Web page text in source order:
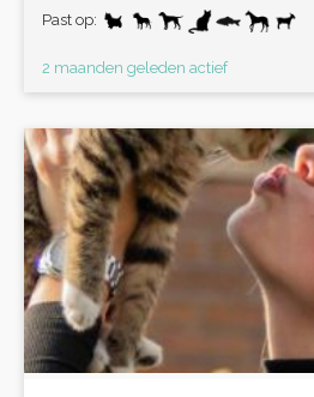
Past op:
2 maanden geleden actief